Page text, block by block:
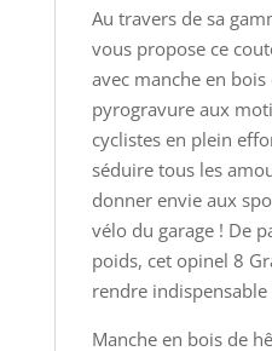
Au travers de sa
vous propose ce
avec manche en
pyrogravure aux
cyclistes en plein
séduire tous les
donner envie aux
vélo du garage ! De
poids, cet opinel 8
rendre
Manche en bois de